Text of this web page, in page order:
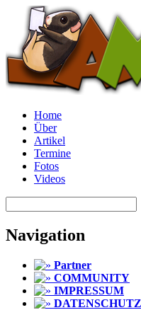
Home
Über
Artikel
Termine
Fotos
Videos
Navigation
Partner
COMMUNITY
IMPRESSUM
DATENSCHUTZ